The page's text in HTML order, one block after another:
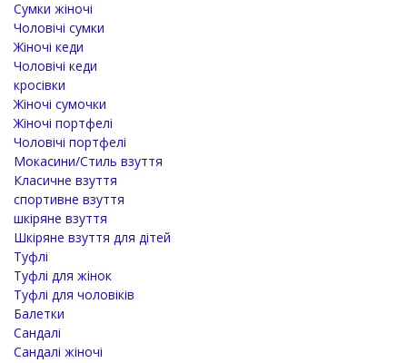
Cумки жіночі
Чоловічі сумки
Жіночі кеди
Чоловічі кеди
кросівки
Жіночі сумочки
Жіночі портфелі
Чоловічі портфелі
Мокасини/Стиль взуття
Класичне взуття
спортивне взуття
шкіряне взуття
Шкіряне взуття для дітей
Туфлі
Туфлі для жінок
Туфлі для чоловіків
Балетки
Сандалі
Сандалі жіночі